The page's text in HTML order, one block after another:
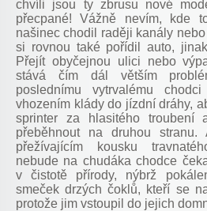
chvíli jsou ty zbrusu nové
přecpané! Vážně nevím, kde
našinec chodil raději kanály
si rovnou také pořídil auto,
Přejít obyčejnou ulici nebo
stává čím dál větším
poslednímu vytrvalému
vhozením klády do jízdní dráhy,
sprinter za hlasitého troubení
přeběhnout na druhou
přežívajícím kousku
nebude na chudáka chodce
v čistotě přírody, nýbrž
smeček drzých čoklů, kteří se
protože jim vstoupil do jejich